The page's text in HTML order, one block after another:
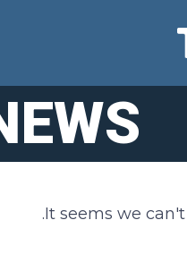
It seems we